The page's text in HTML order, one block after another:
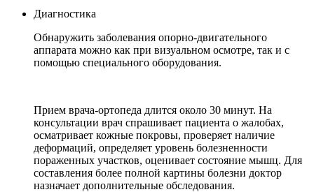
Диагностика
Обнаружить заболевания опорно-двигательного
аппарата можно как при визуальном осмотре, так и с
помощью специального оборудования.
Прием врача-ортопеда длится около 30 минут. На
консультации врач спрашивает пациента о жалобах,
осматривает кожные покровы, проверяет наличие
деформаций, определяет уровень болезненности
пораженных участков, оценивает состояние мышц. Для
составления более полной картины болезни доктор
назначает дополнительные обследования.